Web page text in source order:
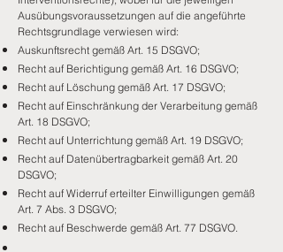
Ausübungsvoraussetzungen auf die angeführte
Rechtsgrundlage verwiesen wird:
Auskunftsrecht gemäß Art. 15 DSGVO;
Recht auf Berichtigung gemäß Art. 16 DSGVO;
Recht auf Löschung gemäß Art. 17 DSGVO;
Recht auf Einschränkung der Verarbeitung gemäß
Art. 18 DSGVO;
Recht auf Unterrichtung gemäß Art. 19 DSGVO;
Recht auf Datenübertragbarkeit gemäß Art. 20
DSGVO;
Recht auf Widerruf erteilter Einwilligungen gemäß
Art. 7 Abs. 3 DSGVO;
Recht auf Beschwerde gemäß Art. 77 DSGVO.